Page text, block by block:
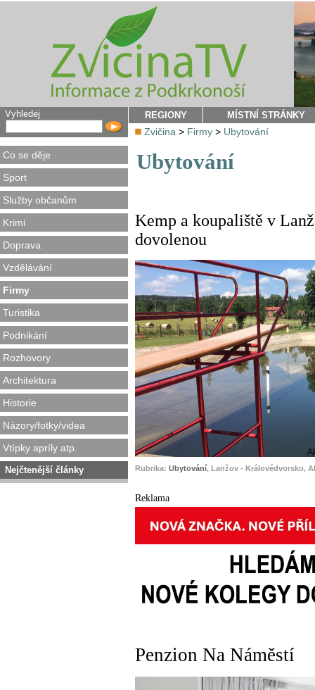
Vyhledej
Co se děje
Sport
Služby občanům
Krimi
Doprava
Vzdělávání
Firmy
Turistika
Podnikání
Rozhovory
Architektura
Historie
Názory/fotky/videa
Vtípky apríly atp.
Nejčtenější články
REGIONY MÍSTNÍ STRÁNKY
Zvičina > Firmy > Ubytování
Ubytování
Kemp a koupaliště v
dovolenou
Rubrika: Ubytování, Lanžov - Královédvorsko,
Reklama
Penzion Na Náměstí